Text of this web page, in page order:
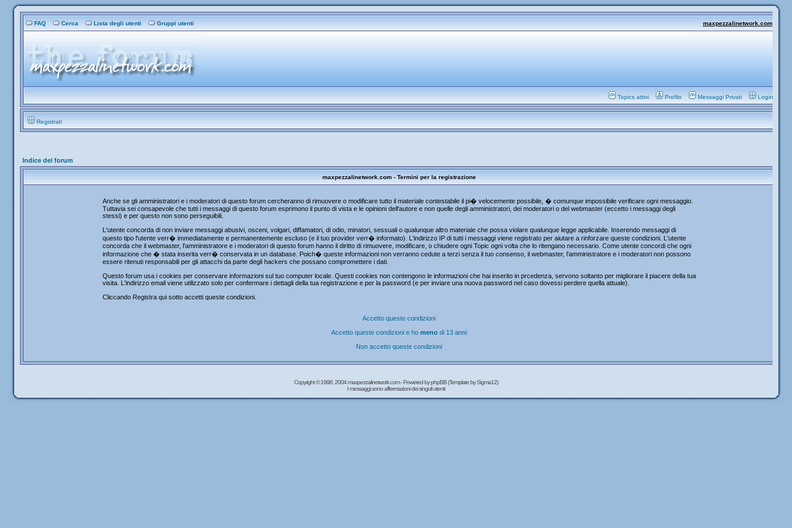
FAQ Cerca Lista degli utenti Gruppi utenti maxpezzalinetwork.com
Topics attivi Profilo Messaggi Privati Login
Registrati
Indice del forum
maxpezzalinetwork.com - Termini per la registrazione
Anche se gli amministratori e i moderatori di questo forum cercheranno di rimuovere o modificare tutto il materiale contestabile il pi� velocemente possibile, � comunque impossibile verificare ogni messaggio.
Tuttavia sei consapevole che tutti i messaggi di questo forum esprimono il punto di vista e le opinioni dell'autore e non quelle degli amministratori, dei moderatori o del webmaster (eccetto i messaggi degli
stessi) e per questo non sono perseguibili.
L'utente concorda di non inviare messaggi abusivi, osceni, volgari, diffamatori, di odio, minatori, sessuali o qualunque altro materiale che possa violare qualunque legge applicabile. Inserendo messaggi di
questo tipo l'utente verr� immediatamente e permanentemente escluso (e il tuo provider verr� informato). L'indirizzo IP di tutti i messaggi viene registrato per aiutare a rinforzare queste condizioni. L'utente
concorda che il webmaster, l'amministratore e i moderatori di questo forum hanno il diritto di rimuovere, modificare, o chiudere ogni Topic ogni volta che lo ritengano necessario. Come utente concordi che ogni
informazione che � stata inserita verr� conservata in un database. Poich� queste informazioni non verranno cedute a terzi senza il tuo consenso, il webmaster, l'amministratore e i moderatori non possono
essere ritenuti responsabili per gli attacchi da parte degli hackers che possano compromettere i dati.
Questo forum usa i cookies per conservare informazioni sul tuo computer locale. Questi cookies non contengono le informazioni che hai inserito in prcedenza, servono soltanto per migliorare il piacere della tua
visita. L'indirizzo email viene utilizzato solo per confermare i dettagli della tua registrazione e per la password (e per inviare una nuova password nel caso dovessi perdere quella attuale).
Cliccando Registra qui sotto accetti queste condizioni.
Accetto queste condizioni
Accetto queste condizioni e ho meno di 13 anni
Non accetto queste condizioni
Copyright © 1998, 2004 maxpezzalinetwork.com - Powered byphpBB(Template by Sigma12)
I messaggi sono affermazioni dei singoli utenti